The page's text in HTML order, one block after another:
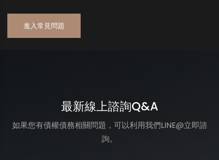
進入常見問題
最新線上諮詢Q&A
如果您有債權債務相關問題，可以利用我們LINE@立即諮
詢。